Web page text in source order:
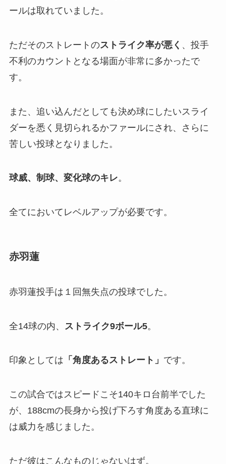
ールは取れていました。
ただそのストレートのストライク率が悪く 、投手
不利のカウントとなる場面が非常に多かったで
す。
また、追い込んだとしても決め球にしたいスライ
ダーを悉く見切られるかファールにされ、さらに
苦しい投球となりました。
球威、制球、変化球のキレ。
全てにおいてレベルアップが必要です。
赤羽蓮
赤羽蓮投手は１回無失点の投球でした。
全14球の内、 ストライク9ボール5。
印象としては 「 角度あるストレート」 です。
この試合ではスピードこそ140キロ台前半でした
が、188cmの長身から投げ下ろす角度ある直球に
は威力を感じました。
ただ彼はこんなものじゃないはず。